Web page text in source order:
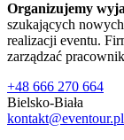
Organizujemy
szukających
realizacji eventu.
zarządzać
+48 666 270 664
Bielsko-Biała
kontakt@eventour.pl